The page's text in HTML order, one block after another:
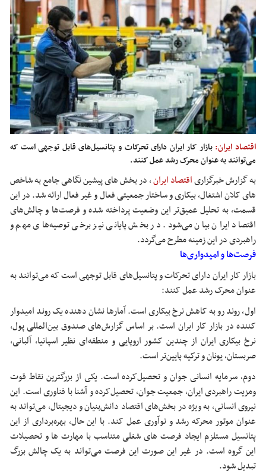
اقتصاد ایران: بازار کار ایران دارای تحرکات و پتانسیل‌های قابل توجهی است که
می‌توانند به عنوان محرک رشد عمل کنند.
به گزارش خبرگزاریاقتصاد ایران،در بخش های پیشین نگاهی جامع به شاخص
های کلان اشتغال، بیکاری و ساختار جمعیتی فعال و غیر فعال ارائه شد. در این
قسمت، به تحلیل عمیق‌تر این وضعیت پرداخته شده و فرصت‌ها و چالش‌های
اقتصاد ایران بیان می‌شود. در بخش پایانی نیز برخی توصیه‌های مهم و
راهبردی در این زمینه مطرح می‌گردد.
فرصت‌ها و امیدواری‌ها
بازار کار ایران دارای تحرکات و پتانسیل‌های قابل توجهی است که می‌توانند به
عنوان محرک رشد عمل کنند:
اول، روند رو به کاهش نرخ بیکاری است. آمارها نشان دهنده یک روند امیدوار
کننده در بازار کار ایران است. بر اساس گزارش‌های صندوق بین‌المللی پول،
نرخ بیکاری ایران از چندین کشور اروپایی و منطقه‌ای نظیر اسپانیا، آلبانی،
صربستان، یونان و ترکیه پایین‌تر است.
دوم، سرمایه انسانی جوان و تحصیل‌کرده است. یکی از بزرگترین نقاط قوت
ومزیت راهبردی ایران، جمعیت جوان، تحصیل‌کرده و آشنا با فناوری است. این
نیروی انسانی، به ویژه در بخش‌های اقتصاد دانش‌بنیان و دیجیتال، می‌تواند به
عنوان موتور محرکه رشد و نوآوری عمل کند. با این حال، بهره‌برداری از این
پتانسیل مستلزم ایجاد فرصت های شغلی متناسب با مهارت ها و تحصیلات
این گروه است. در غیر این صورت این فرصت می‌تواند به یک چالش بزرگ
تبدیل شود.